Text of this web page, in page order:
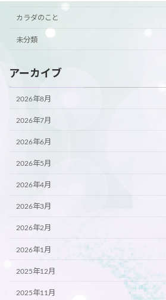
カラダのこと
未分類
アーカイブ
2026年8月
2026年7月
2026年6月
2026年5月
2026年4月
2026年3月
2026年2月
2026年1月
2025年12月
2025年11月